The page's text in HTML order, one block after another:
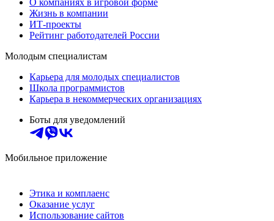
Жизнь в компании
ИТ-проекты
Рейтинг работодателей России
Молодым специалистам
Карьера для молодых специалистов
Школа программистов
Карьера в некоммерческих организациях
Боты для уведомлений
Мобильное приложение
Этика и комплаенс
Оказание услуг
Использование сайтов